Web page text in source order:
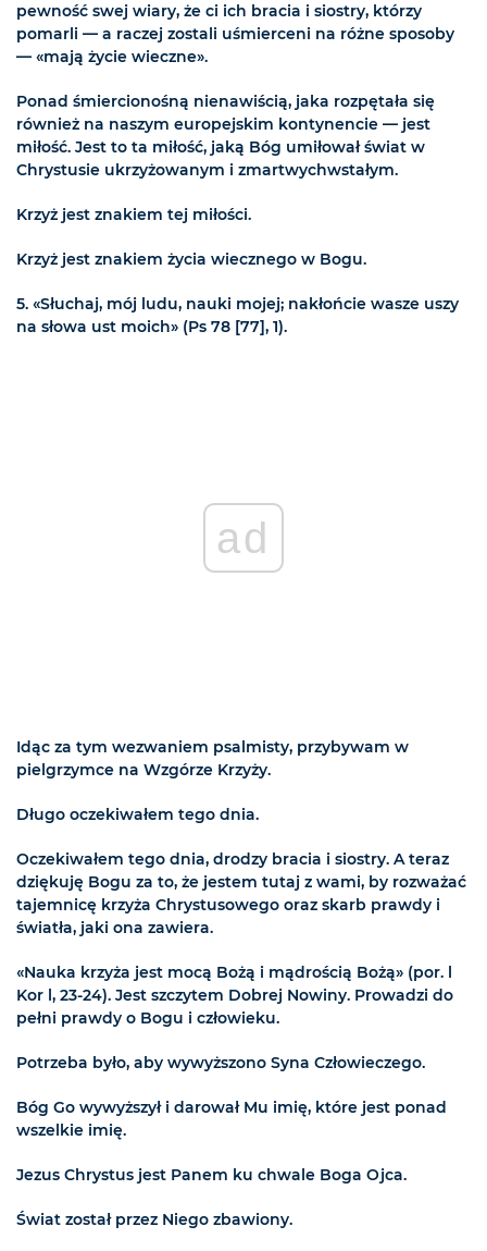
pewność swej wiary, że ci ich bracia i siostry, którzy
pomarli — a raczej zostali uśmierceni na różne sposoby
— «mają życie wieczne».
Ponad śmiercionośną nienawiścią, jaka rozpętała się
również na naszym europejskim kontynencie — jest
miłość. Jest to ta miłość, jaką Bóg umiłował świat w
Chrystusie ukrzyżowanym i zmartwychwstałym.
Krzyż jest znakiem tej miłości.
Krzyż jest znakiem życia wiecznego w Bogu.
5. «Słuchaj, mój ludu, nauki mojej; nakłońcie wasze uszy
na słowa ust moich» (Ps 78 [77], 1).
ad
Idąc za tym wezwaniem psalmisty, przybywam w
pielgrzymce na Wzgórze Krzyży.
Długo oczekiwałem tego dnia.
Oczekiwałem tego dnia, drodzy bracia i siostry. A teraz
dziękuję Bogu za to, że jestem tutaj z wami, by rozważać
tajemnicę krzyża Chrystusowego oraz skarb prawdy i
światła, jaki ona zawiera.
«Nauka krzyża jest mocą Bożą i mądrością Bożą» (por. l
Kor l, 23-24). Jest szczytem Dobrej Nowiny. Prowadzi do
pełni prawdy o Bogu i człowieku.
Potrzeba było, aby wywyższono Syna Człowieczego.
Bóg Go wywyższył i darował Mu imię, które jest ponad
wszelkie imię.
Jezus Chrystus jest Panem ku chwale Boga Ojca.
Świat został przez Niego zbawiony.